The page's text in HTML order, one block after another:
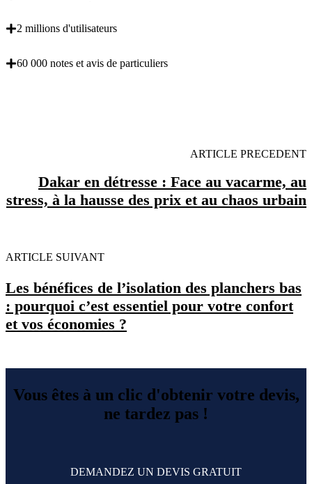
2 millions d'utilisateurs
60 000 notes et avis de particuliers
ARTICLE PRECEDENT
Dakar en détresse : Face au vacarme, au
stress, à la hausse des prix et au chaos urbain
ARTICLE SUIVANT
Les bénéfices de l’isolation des planchers bas
: pourquoi c’est essentiel pour votre confort
et vos économies ?
Vous êtes à un clic d'obtenir votre devis,
ne tardez pas !
DEMANDEZ UN DEVIS GRATUIT